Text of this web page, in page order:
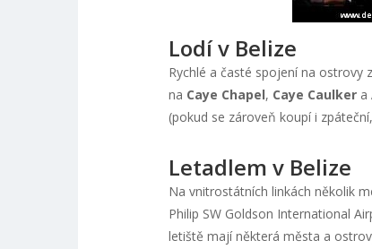
Lodí v Belize
Rychlé a časté spojení na
na Caye Chapel, Caye Caulkera
(pokud se zároveň koupí i
Letadlem v Belize
Na vnitrostátních linkách několik
Philip SW Goldson International
letiště mají některá města a